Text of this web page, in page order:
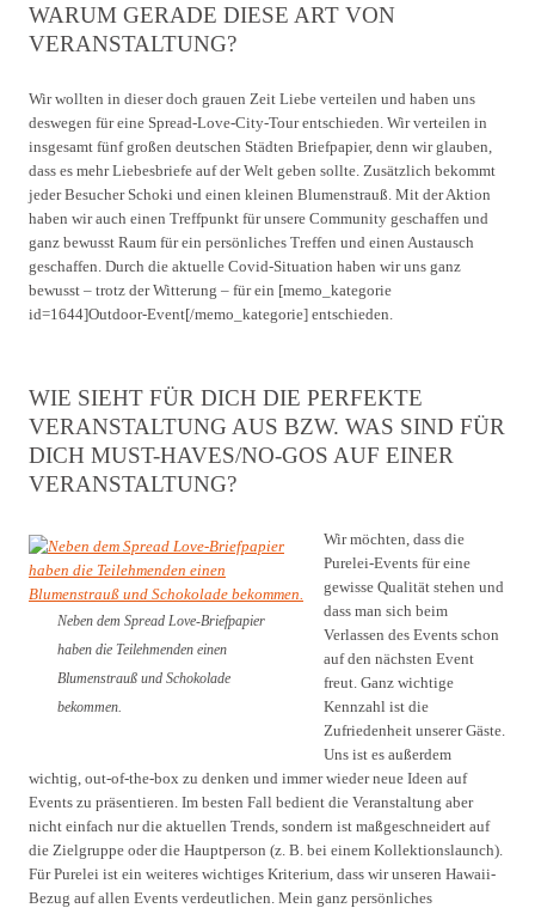
WARUM GERADE DIESE ART VON
VERANSTALTUNG?
Wir wollten in dieser doch grauen Zeit Liebe verteilen und haben uns
deswegen für eine Spread-Love-City-Tour entschieden. Wir verteilen in
insgesamt fünf großen deutschen Städten Briefpapier, denn wir glauben,
dass es mehr Liebesbriefe auf der Welt geben sollte. Zusätzlich bekommt
jeder Besucher Schoki und einen kleinen Blumenstrauß. Mit der Aktion
haben wir auch einen Treffpunkt für unsere Community geschaffen und
ganz bewusst Raum für ein persönliches Treffen und einen Austausch
geschaffen. Durch die aktuelle Covid-Situation haben wir uns ganz
bewusst – trotz der Witterung – für ein [memo_kategorie
id=1644]Outdoor-Event[/memo_kategorie] entschieden.
WIE SIEHT FÜR DICH DIE PERFEKTE
VERANSTALTUNG AUS BZW. WAS SIND FÜR
DICH MUST-HAVES/NO-GOS AUF EINER
VERANSTALTUNG?
Neben dem Spread Love-Briefpapier
haben die Teilehmenden einen
Blumenstrauß und Schokolade
bekommen.
Wir möchten, dass die
Purelei-Events für eine
gewisse Qualität stehen und
dass man sich beim
Verlassen des Events schon
auf den nächsten Event
freut. Ganz wichtige
Kennzahl ist die
Zufriedenheit unserer Gäste.
Uns ist es außerdem
wichtig, out-of-the-box zu denken und immer wieder neue Ideen auf
Events zu präsentieren. Im besten Fall bedient die Veranstaltung aber
nicht einfach nur die aktuellen Trends, sondern ist maßgeschneidert auf
die Zielgruppe oder die Hauptperson (z. B. bei einem Kollektionslaunch).
Für Purelei ist ein weiteres wichtiges Kriterium, dass wir unseren Hawaii-
Bezug auf allen Events verdeutlichen. Mein ganz persönliches